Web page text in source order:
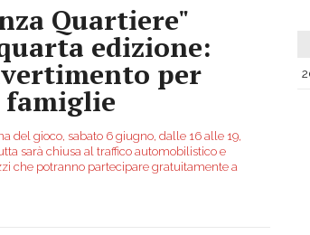
Quartiere"
edizione:
per
famiglie
del gioco, sabato 6 giugno, dalle 16 alle 19,
sarà chiusa al traffico automobilistico e
che potranno partecipare gratuitamente a